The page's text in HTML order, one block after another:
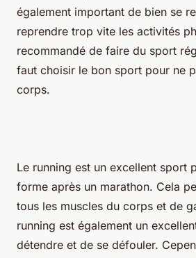
également important de bien se
reprendre trop vite les activités
recommandé de faire du sport
faut choisir le bon sport pour ne
corps.
Le running est un excellent sport
forme après un marathon. Cela
tous les muscles du corps et de
running est également un
détendre et de se défouler.